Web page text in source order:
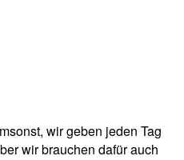
wir geben jeden Tag
wir brauchen dafür auch